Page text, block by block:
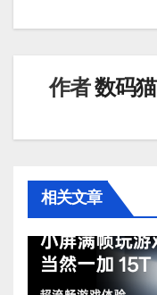
作者数码猫
相关文章